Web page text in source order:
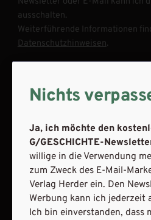
ausschalten.
Weiterführende Informationen
Datenschutzhinweisen.
Nichts
Ja, ich möchte den
G/GESCHICHTE-
willige in die Verwendung
zum Zweck des E-Mail-
Verlag Herder ein. Den
Werbung kann ich jederzeit
Ich bin einverstanden, dass